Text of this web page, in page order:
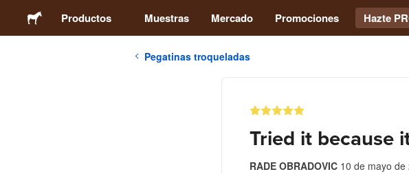
Productos Muestras Mercado Promociones Hazte
Pegatinas troqueladas
Tried it because
RADE OBRADOVIC 10 de mayo de